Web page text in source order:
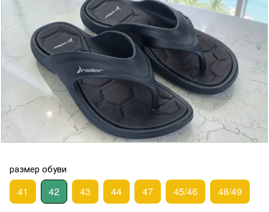
размер обуви
41 42 43 44 47 45/46 48/49